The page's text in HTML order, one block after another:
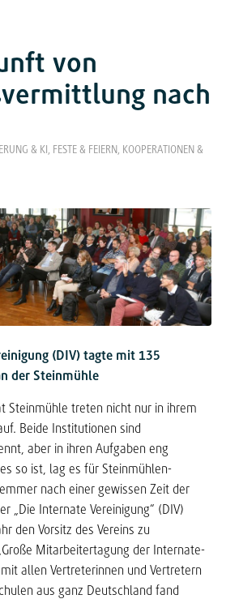
von
nach
& KI , FESTE & FEIERN, KOOPERATIONEN &
(DIV) tagte mit 135
der Steinmühle
Steinmühle treten nicht nur in ihrem
Beide Institutionen sind
aber in ihren Aufgaben eng
so ist, lag es für Steinmühlen-
nach einer gewissen Zeit der
„Die Internate Vereinigung“ (DIV)
den Vorsitz des Vereins zu
Mitarbeitertagung der Internate-
allen Vertreterinnen und Vertretern
aus ganz Deutschland fand